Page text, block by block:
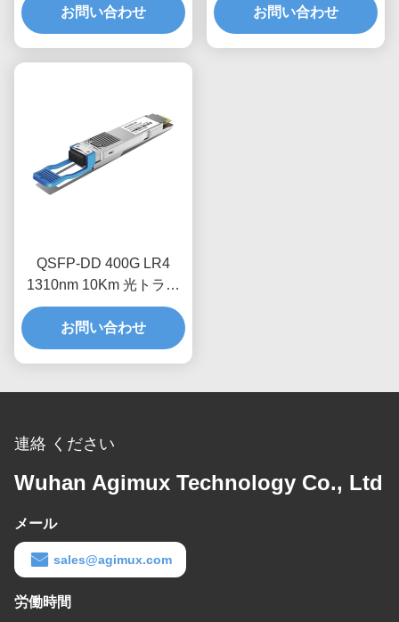
お問い合わせ
ル
お問い合わせ
QSFP-DD 400G LR4
1310nm 10Km 光トラン
シーバモジュール
お問い合わせ
連絡 ください
Wuhan Agimux Technology Co., Ltd
メール
sales@agimux.com
労働時間